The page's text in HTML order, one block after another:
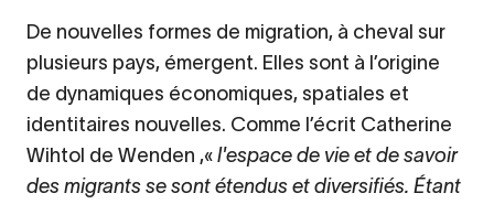
De nouvelles formes de migration, à cheval sur
plusieurs pays, émergent. Elles sont à l’origine
de dynamiques économiques, spatiales et
identitaires nouvelles. Comme l’écrit Catherine
Wihtol de Wenden ,« l'espace de vie et de savoir
des migrants se sont étendus et diversifiés. Étant